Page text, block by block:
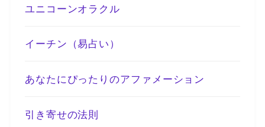
ユニコーンオラクル
イーチン（易占い）
あなたにぴったりのアファメーション
引き寄せの法則